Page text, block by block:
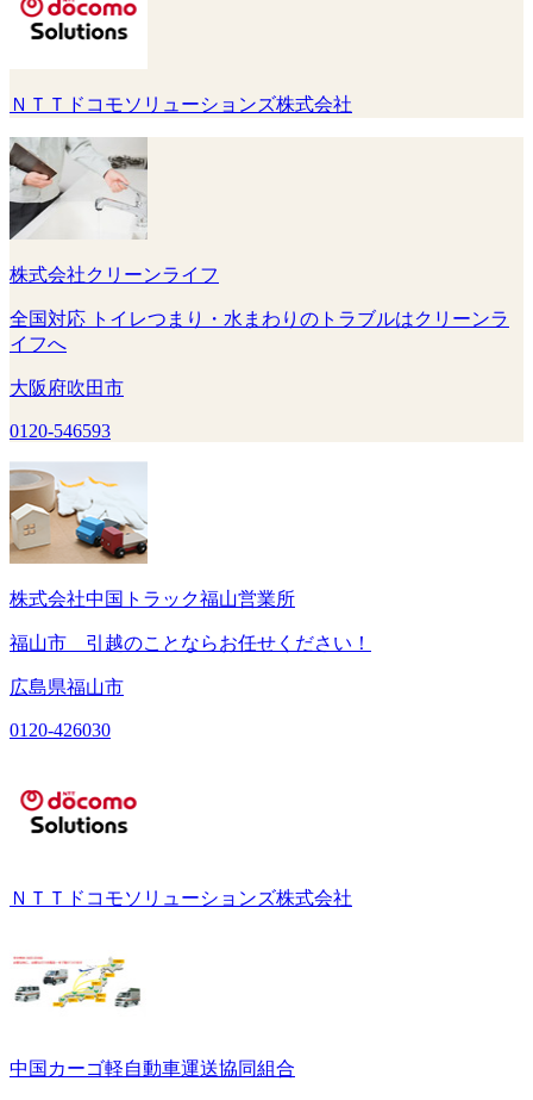
ＮＴＴドコモソリューションズ株式会社
株式会社クリーンライフ
全国対応 トイレつまり・水まわりのトラブルはクリーンラ
イフへ
大阪府吹田市
0120-546593
株式会社中国トラック福山営業所
福山市 引越のことならお任せください！
広島県福山市
0120-426030
ＮＴＴドコモソリューションズ株式会社
中国カーゴ軽自動車運送協同組合